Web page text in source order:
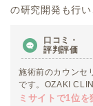
の研究開発も行
口コミ・
評判評価
施術前のカウンセ
です。OZAKI
ミサイトで1位を